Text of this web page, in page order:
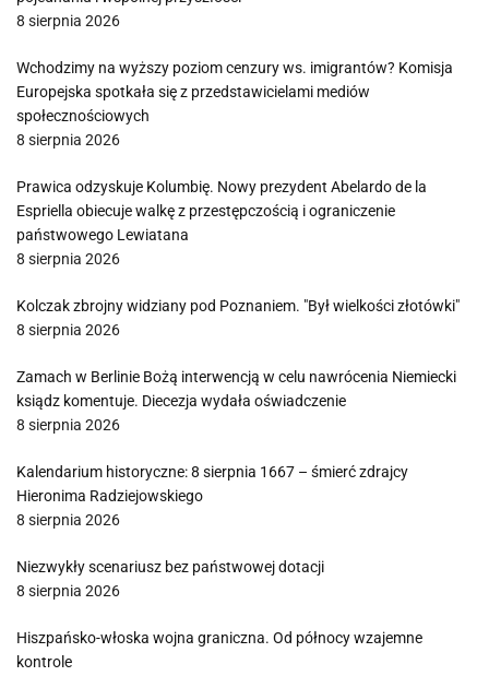
8 sierpnia 2026
Wchodzimy na wyższy poziom cenzury ws. imigrantów? Komisja
Europejska spotkała się z przedstawicielami mediów
społecznościowych
8 sierpnia 2026
Prawica odzyskuje Kolumbię. Nowy prezydent Abelardo de la
Espriella obiecuje walkę z przestępczością i ograniczenie
państwowego Lewiatana
8 sierpnia 2026
Kolczak zbrojny widziany pod Poznaniem. "Był wielkości złotówki"
8 sierpnia 2026
Zamach w Berlinie Bożą interwencją w celu nawrócenia Niemiecki
ksiądz komentuje. Diecezja wydała oświadczenie
8 sierpnia 2026
Kalendarium historyczne: 8 sierpnia 1667 – śmierć zdrajcy
Hieronima Radziejowskiego
8 sierpnia 2026
Niezwykły scenariusz bez państwowej dotacji
8 sierpnia 2026
Hiszpańsko-włoska wojna graniczna. Od północy wzajemne
kontrole